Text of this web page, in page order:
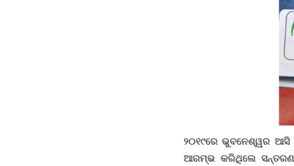
୨୦୧୯ରେ ଭୁବନେଶ୍ୱର ଆସି
ଆରମ୍ଭ କରିଥିଲେ ସନ୍ତରଣ